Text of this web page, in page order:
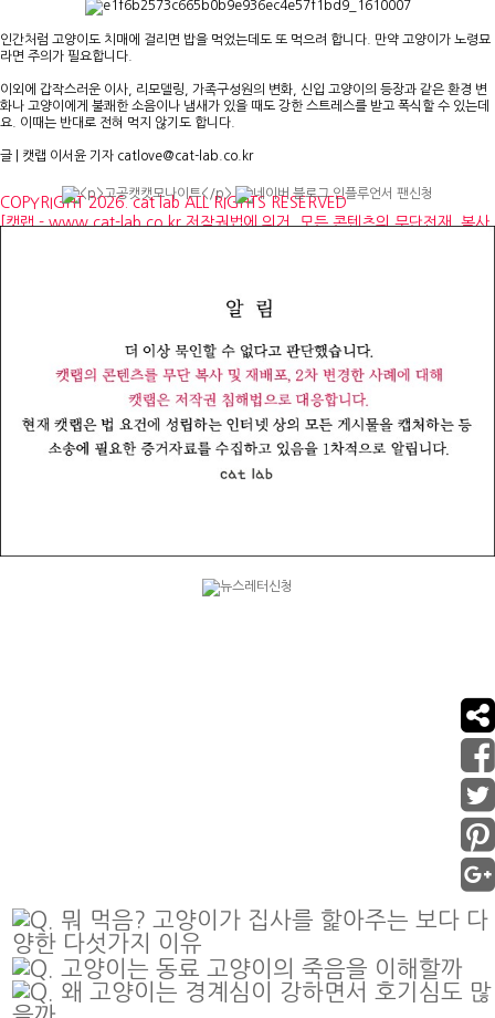
인간처럼 고양이도 치매에 걸리면 밥을 먹었는데도 또 먹으려 합니다. 만약 고양이가 노령묘
라면 주의가 필요합니다.
이외에 갑작스러운 이사, 리모델링, 가족구성원의 변화, 신입 고양이의 등장과 같은 환경 변
화나 고양이에게 불쾌한 소음이나 냄새가 있을 때도 강한 스트레스를 받고 폭식할 수 있는데
요. 이때는 반대로 전혀 먹지 않기도 합니다.
글 | 캣랩 이서윤 기자 catlove@cat-lab.co.kr
COPYRIGHT 2026. cat lab ALL RIGHTS RESERVED
[캣랩 - www.cat-lab.co.kr 저작권법에 의거, 모든 콘텐츠의 무단전재, 복사,